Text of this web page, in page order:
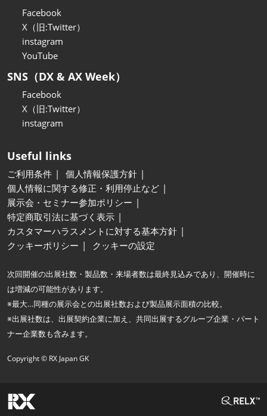
Facebook
X（旧:Twitter）
instagram
YouTube
SNS（DX & AX Week）
Facebook
X（旧:Twitter）
instagram
Useful links
ご利用条件
個人情報保護方針
個人情報に関する修正・利用停止など
展示会・セミナー参加ポリシー
特定商取引法に基づく表示
カスタマーハラスメントに対する基本方針
クッキーポリシー
クッキーの設定
次回開催の出展社数・製品数・来場者数は最終見込みであり、開催時に
は増減の可能性があります。
※最大…同種の展示会との出展社数および製品展示面積の比較。
※出展社数は、出展契約企業に加え、共同出展するグループ企業・パート
ナー企業数も含みます。
Copyright © RX Japan GK